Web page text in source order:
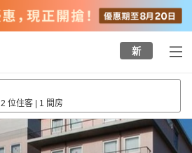
新
2 位住客 | 1 間房